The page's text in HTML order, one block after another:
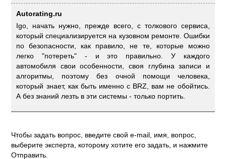
Autorating.ru
Igo, начать нужно, прежде всего, с толкового сервиса,
который специализируется на кузовном ремонте. Ошибки
по безопасности, как правило, не те, которые можно
легко "потереть" - и это правильно. У каждого
автомобиля свои особенности, своя глубина записи и
алгоритмы, поэтому без очной помощи человека,
который знает, как быть именно с BRZ, вам не обойтись.
А без знаний лезть в эти системы - только портить.
Чтобы задать вопрос, введите свой e-mail, имя, вопрос,
выберите эксперта, которому хотите его задать, и нажмите
Отправить.